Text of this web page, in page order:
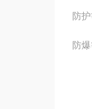
防
防